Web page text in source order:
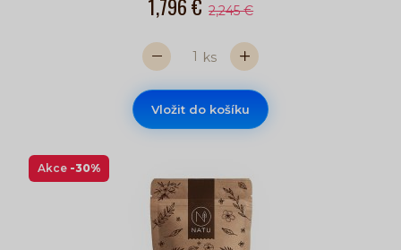
1,796 € 2,245 €
ks
Vložit do košíku
Akce -30%